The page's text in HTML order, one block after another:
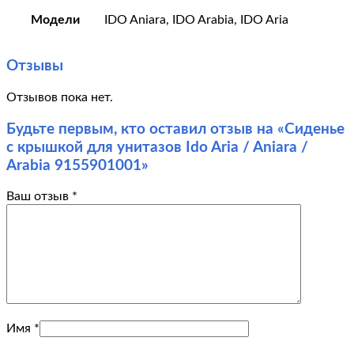
Модели IDO Aniara, IDO Arabia, IDO Aria
Отзывы
Отзывов пока нет.
Будьте первым, кто оставил отзыв на «Сиденье
с крышкой для унитазов Ido Aria / Aniara /
Arabia 9155901001»
Ваш отзыв *
Имя *